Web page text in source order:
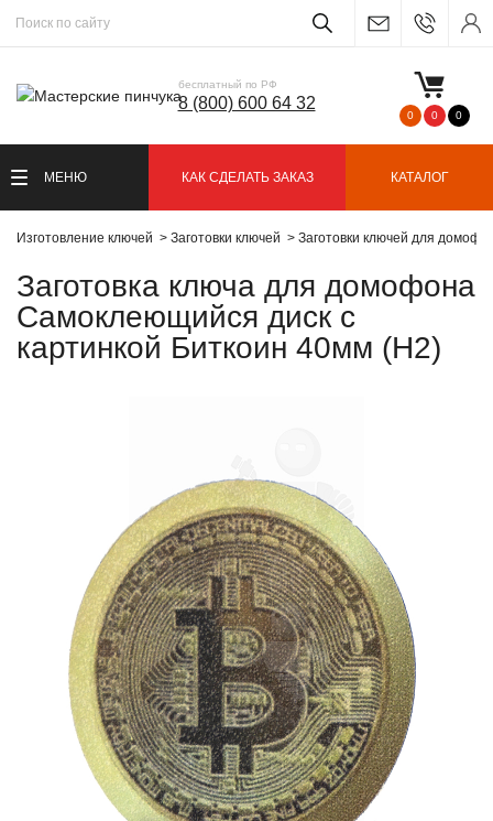
бесплатный по РФ
8 (800) 600 64 32
0 0 0
МЕНЮ КАК СДЕЛАТЬ ЗАКАЗ КАТАЛОГ
Изготовление ключей Заготовки ключей Заготовки ключей для
Заготовка ключа для домофона
Самоклеющийся диск c
картинкой Биткоин 40мм (H2)